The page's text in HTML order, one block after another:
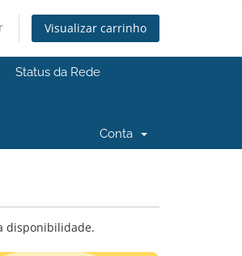
Visualizar carrinho
Status da Rede
Conta
disponibilidade.